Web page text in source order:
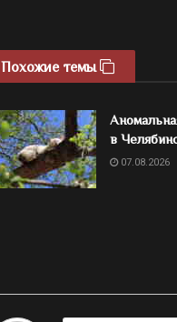
Похожие темы
в
07.08.2026